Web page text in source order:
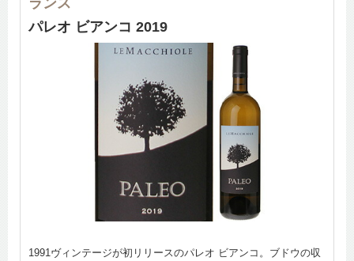
パレオ ビアンコ 2019
1991ヴィンテージが初リリースのパレオ ビアンコ。ブドウの収